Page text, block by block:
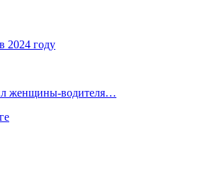
2024 году
женщины-водителя…